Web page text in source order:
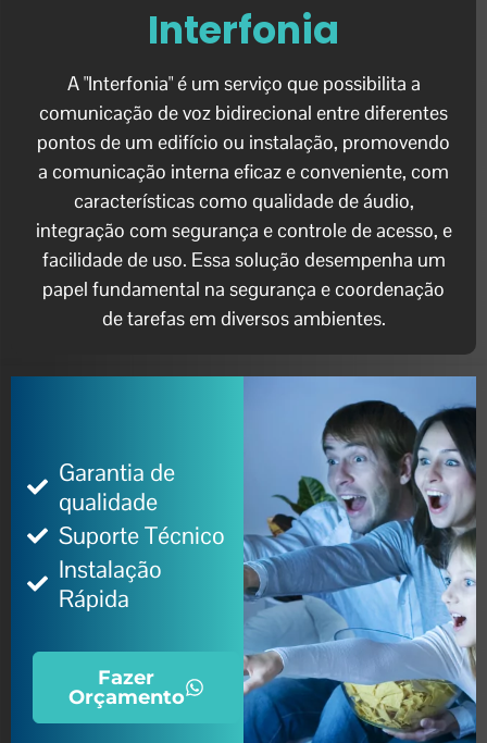
Interfonia
A "Interfonia" é um serviço que possibilita a
comunicação de voz bidirecional entre diferentes
pontos de um edifício ou instalação, promovendo
a comunicação interna eficaz e conveniente, com
características como qualidade de áudio,
integração com segurança e controle de acesso, e
facilidade de uso. Essa solução desempenha um
papel fundamental na segurança e coordenação
de tarefas em diversos ambientes.
Garantia de
qualidade
Suporte Técnico
Instalação
Rápida
Fazer
Orçamento